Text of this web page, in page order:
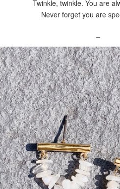
Twinkle, twinkle. You are
Never forget you are